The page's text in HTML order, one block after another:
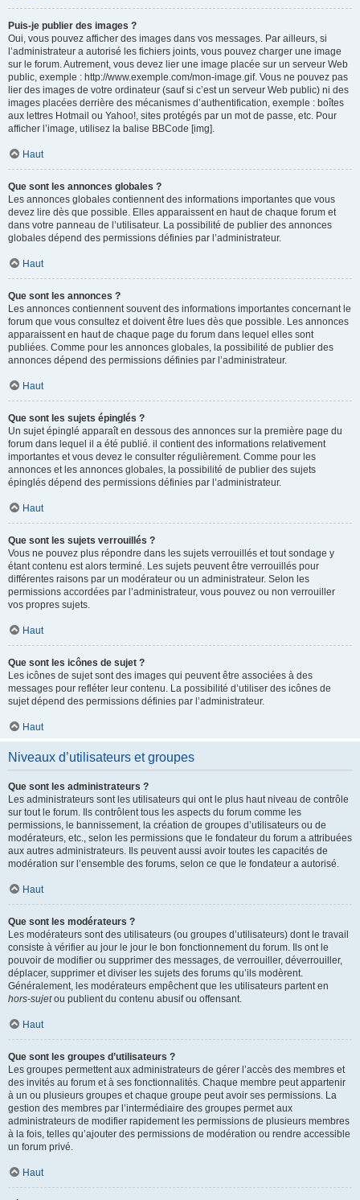
Puis-je publier des images ?
Oui, vous pouvez afficher des images dans vos messages. Par ailleurs, si
l’administrateur a autorisé les fichiers joints, vous pouvez charger une image
sur le forum. Autrement, vous devez lier une image placée sur un serveur Web
public, exemple : http://www.exemple.com/mon-image.gif. Vous ne pouvez pas
lier des images de votre ordinateur (sauf si c’est un serveur Web public) ni des
images placées derrière des mécanismes d’authentification, exemple : boîtes
aux lettres Hotmail ou Yahoo!, sites protégés par un mot de passe, etc. Pour
afficher l’image, utilisez la balise BBCode [img].
Haut
Que sont les annonces globales ?
Les annonces globales contiennent des informations importantes que vous
devez lire dès que possible. Elles apparaissent en haut de chaque forum et
dans votre panneau de l’utilisateur. La possibilité de publier des annonces
globales dépend des permissions définies par l’administrateur.
Haut
Que sont les annonces ?
Les annonces contiennent souvent des informations importantes concernant le
forum que vous consultez et doivent être lues dès que possible. Les annonces
apparaissent en haut de chaque page du forum dans lequel elles sont
publiées. Comme pour les annonces globales, la possibilité de publier des
annonces dépend des permissions définies par l’administrateur.
Haut
Que sont les sujets épinglés ?
Un sujet épinglé apparaît en dessous des annonces sur la première page du
forum dans lequel il a été publié. il contient des informations relativement
importantes et vous devez le consulter régulièrement. Comme pour les
annonces et les annonces globales, la possibilité de publier des sujets
épinglés dépend des permissions définies par l’administrateur.
Haut
Que sont les sujets verrouillés ?
Vous ne pouvez plus répondre dans les sujets verrouillés et tout sondage y
étant contenu est alors terminé. Les sujets peuvent être verrouillés pour
différentes raisons par un modérateur ou un administrateur. Selon les
permissions accordées par l’administrateur, vous pouvez ou non verrouiller
vos propres sujets.
Haut
Que sont les icônes de sujet ?
Les icônes de sujet sont des images qui peuvent être associées à des
messages pour refléter leur contenu. La possibilité d’utiliser des icônes de
sujet dépend des permissions définies par l’administrateur.
Haut
Niveaux d’utilisateurs et groupes
Que sont les administrateurs ?
Les administrateurs sont les utilisateurs qui ont le plus haut niveau de contrôle
sur tout le forum. Ils contrôlent tous les aspects du forum comme les
permissions, le bannissement, la création de groupes d’utilisateurs ou de
modérateurs, etc., selon les permissions que le fondateur du forum a attribuées
aux autres administrateurs. Ils peuvent aussi avoir toutes les capacités de
modération sur l’ensemble des forums, selon ce que le fondateur a autorisé.
Haut
Que sont les modérateurs ?
Les modérateurs sont des utilisateurs (ou groupes d’utilisateurs) dont le travail
consiste à vérifier au jour le jour le bon fonctionnement du forum. Ils ont le
pouvoir de modifier ou supprimer des messages, de verrouiller, déverrouiller,
déplacer, supprimer et diviser les sujets des forums qu’ils modèrent.
Généralement, les modérateurs empêchent que les utilisateurs partent en
hors-sujetou publient du contenu abusif ou offensant.
Haut
Que sont les groupes d’utilisateurs ?
Les groupes permettent aux administrateurs de gérer l’accès des membres et
des invités au forum et à ses fonctionnalités. Chaque membre peut appartenir
à un ou plusieurs groupes et chaque groupe peut avoir ses permissions. La
gestion des membres par l’intermédiaire des groupes permet aux
administrateurs de modifier rapidement les permissions de plusieurs membres
à la fois, telles qu’ajouter des permissions de modération ou rendre accessible
un forum privé.
Haut